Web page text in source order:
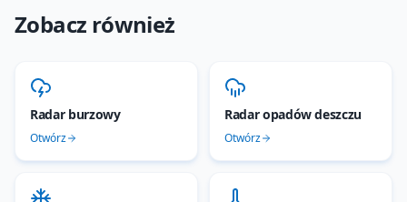
Zobacz również
Radar burzowy
Otwórz
Radar opadów deszczu
Otwórz